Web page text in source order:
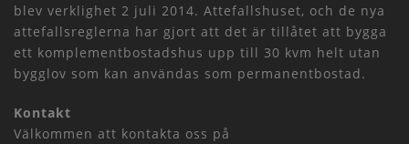
blev verklighet 2 juli 2014. Attefallshuset, och de nya
attefallsreglerna har gjort att det är tillåtet att bygga
ett komplementbostadshus upp till 30 kvm helt utan
bygglov som kan användas som permanentbostad.
Kontakt
Välkommen att kontakta oss på